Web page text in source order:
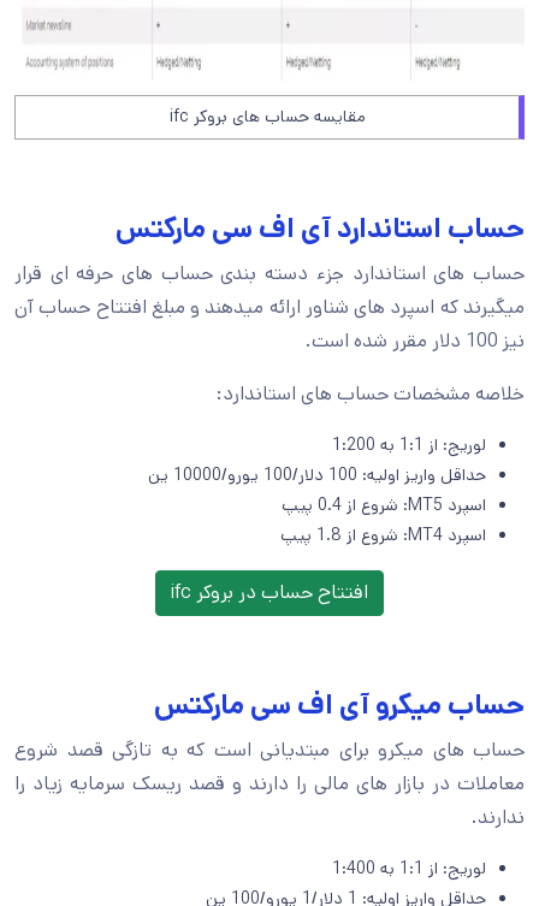
مقایسه حساب های بروکر ifc
حساب استاندارد آی اف سی مارکتس
حساب های استاندارد جزء دسته بندی حساب های حرفه ای قرار
میگیرند که اسپرد های شناور ارائه میدهند و مبلغ افتتاح حساب آن
نیز 100 دلار مقرر شده است.
خلاصه مشخصات حساب های استاندارد:
لوریج: از 1:1 به 1:200
حداقل واریز اولیه: 100 دلار/100 یورو/10000 ین
اسپرد MT5: شروع از 0.4 پیپ
اسپرد MT4: شروع از 1.8 پیپ
افتتاح حساب در بروکر ifc
حساب میکرو آی اف سی مارکتس
حساب های میکرو برای مبتدیانی است که به تازگی قصد شروع
معاملات در بازار های مالی را دارند و قصد ریسک سرمایه زیاد را
ندارند.
لوریج: از 1:1 به 1:400
حداقل واریز اولیه: 1 دلار/1 یورو/100 ین